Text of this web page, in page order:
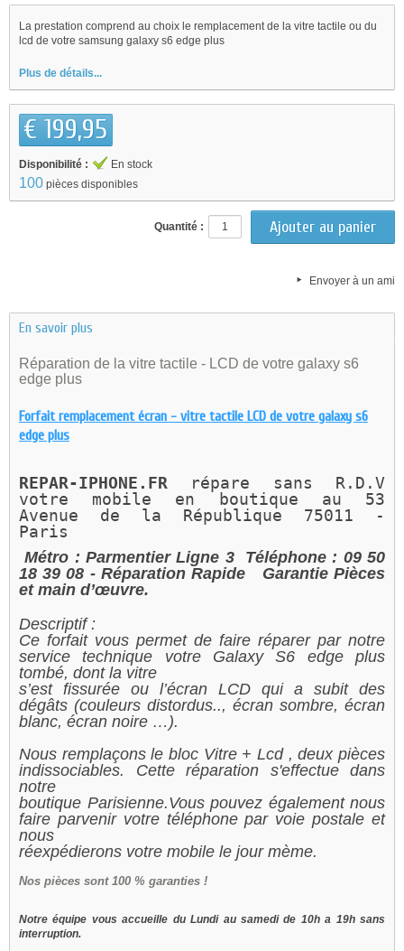
La prestation comprend au choix le remplacement de la vitre tactile ou du
lcd de votre samsung galaxy s6 edge plus
Plus de détails...
€ 199,95
Disponibilité : En stock
100 pièces disponibles
Quantité :
Envoyer à un ami
En savoir plus
Réparation de la vitre tactile - LCD de votre galaxy s6
edge plus
Forfait remplacement écran - vitre tactile LCD de votre galaxy s6
edge plus
REPAR-IPHONE.FR
répare sans R.D.V
votre mobile en boutique au 53
Avenue de la République 75011 -
Paris
Métro : Parmentier Ligne 3
Téléphone : 09 50
18 39 08 - Réparation Rapide
Garantie Pièces
et main d’œuvre.
Descriptif :
Ce forfait vous permet de faire réparer par notre
service technique votre Galaxy S6 edge plus
tombé, dont la vitre
s’est fissurée ou l’écran LCD qui a subit des
dégâts (couleurs distordus.., écran sombre, écran
blanc, écran noire …).
Nous remplaçons le bloc Vitre + Lcd , deux pièces
indissociables. Cette réparation s'effectue dans
notre
boutique Parisienne.Vous pouvez également nous
faire parvenir votre téléphone par voie postale et
nous
réexpédierons votre mobile le jour mème.
Nos pièces sont 100 % garanties !
Notre équipe vous accueille du Lundi au samedi de 10h a 19h sans
interruption.